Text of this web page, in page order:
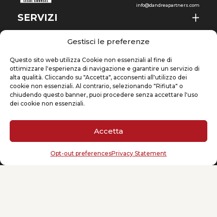
Gestisci le preferenze
Questo sito web utilizza Cookie non essenziali al fine di
ottimizzare l'esperienza di navigazione e garantire un servizio di
alta qualità. Cliccando su "Accetta", acconsenti all'utilizzo dei
cookie non essenziali. Al contrario, selezionando "Rifiuta" o
chiudendo questo banner, puoi procedere senza accettare l'uso
dei cookie non essenziali.
Accetta
Opt-out preferencesPrivacy Statement
IT
info@dandreapartners.com
SERVIZI
CHI SIAMO
NEWS & EVENTI
CONOSCENZE
CONTATTI
La tua email(Obbligatorio)